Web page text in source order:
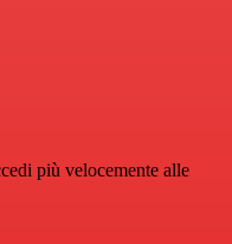
più velocemente alle